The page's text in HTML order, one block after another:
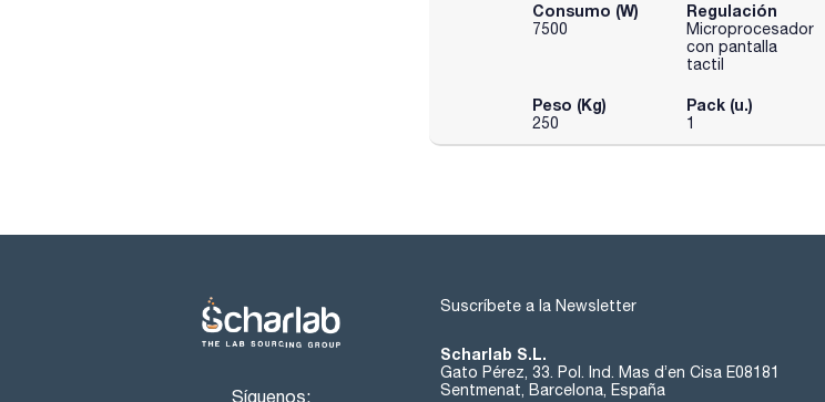
Consumo (W)
7500
Regulación
Microprocesador
con pantalla
tactil
Peso (Kg)
250
Pack (u.)
1
Síguenos:
Suscríbete a la Newsletter
Scharlab S.L.
Gato Pérez, 33. Pol. Ind. Mas d’en Cisa E08181
Sentmenat, Barcelona, España